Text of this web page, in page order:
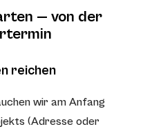
— von der
reichen
wir am Anfang
(Adresse oder